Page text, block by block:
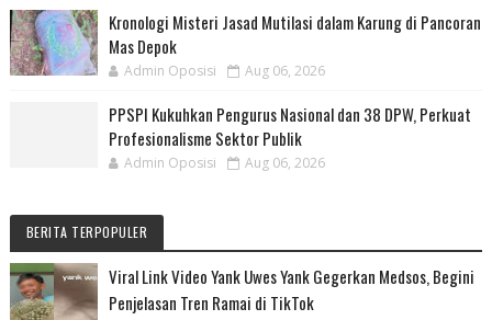
Kronologi Misteri Jasad Mutilasi dalam Karung di Pancoran
Mas Depok
Admin Oposisi Aug 06, 2026
PPSPI Kukuhkan Pengurus Nasional dan 38 DPW, Perkuat
Profesionalisme Sektor Publik
Admin Oposisi Aug 06, 2026
BERITA TERPOPULER
Viral Link Video Yank Uwes Yank Gegerkan Medsos, Begini
Penjelasan Tren Ramai di TikTok